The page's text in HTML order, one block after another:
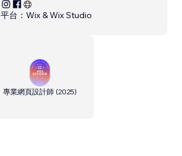
平台： Wix & Wix Studio
專業網頁設計師 (2025)